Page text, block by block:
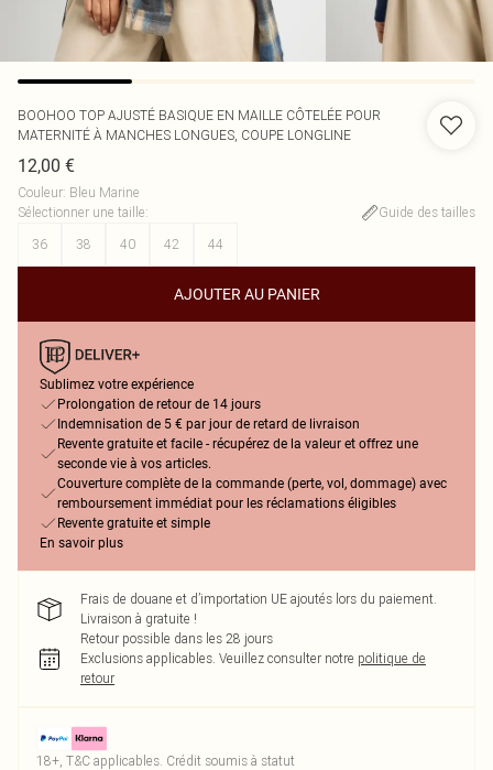
BOOHOO TOP AJUSTÉ BASIQUE EN MAILLE CÔTELÉE POUR
MATERNITÉ À MANCHES LONGUES, COUPE LONGLINE
12,00 €
Couleur: Bleu Marine
Sélectionner une taille:
Guide des tailles
36
38 40 42 44
AJOUTER AU PANIER
Sublimez votre expérience
Prolongation de retour de 14 jours
Indemnisation de 5 € par jour de retard de livraison
Revente gratuite et facile - récupérez de la valeur et offrez une
seconde vie à vos articles.
Couverture complète de la commande (perte, vol, dommage) avec
remboursement immédiat pour les réclamations éligibles
Revente gratuite et simple
En savoir plus
Frais de douane et d’importation UE ajoutés lors du paiement.
Livraison à gratuite !
Retour possible dans les 28 jours
Exclusions applicables. Veuillez consulter notre politique de
retour
18+, T&C applicables. Crédit soumis à statut